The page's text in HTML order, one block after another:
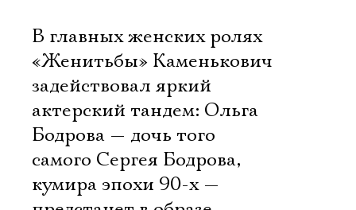
В главных женских ролях
«Женитьбы» Каменькович
задействовал яркий
актерский тандем: Ольга
Бодрова — дочь того
самого Сергея Бодрова,
кумира эпохи 90-х —